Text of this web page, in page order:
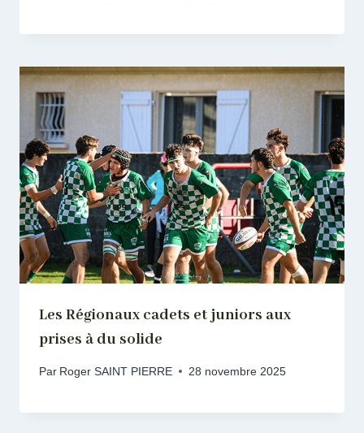
Les Régionaux cadets et juniors aux
prises à du solide
Par Roger SAINT PIERRE 28 novembre 2025